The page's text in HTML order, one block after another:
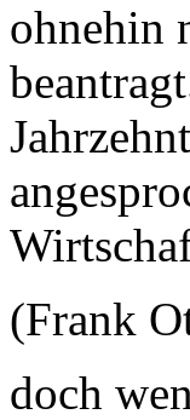
ohnehin
(Frank
doch